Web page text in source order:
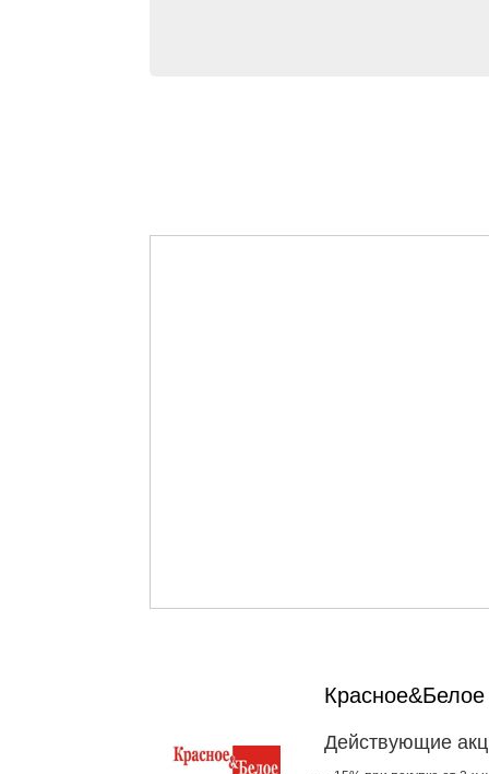
Действующие